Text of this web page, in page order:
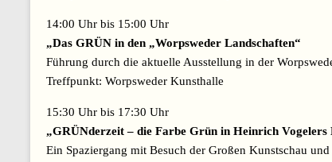
14:00 Uhr bis 15:00 Uhr
„Das GRÜN in den „Worpsweder Landschaften“
Führung durch die aktuelle Ausstellung in der
Treffpunkt: Worpsweder Kunsthalle
15:30 Uhr bis 17:30 Uhr
„GRÜNderzeit – die Farbe Grün in Heinrich Vogelers
Ein Spaziergang mit Besuch der Großen Kunstschau